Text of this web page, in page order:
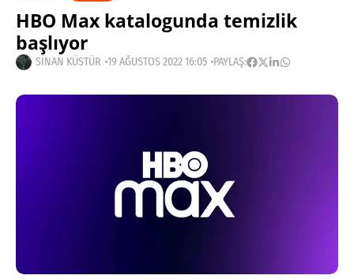
HBO Max katalogunda temizlik
başlıyor
SINAN KÜSTÜR 19 AĞUSTOS 2022 16:05 PAYLAŞ: